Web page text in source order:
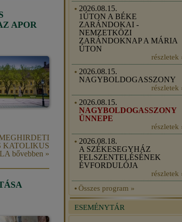
APOR
KATOLIKUS
bővebben »
2026.08.15.
1ÚTON A BÉKE
ZARÁNDOKAI -
NEMZETKÖZI
ZARÁNDOKNAP A MÁRIA
ÚTON
részletek
2026.08.15.
NAGYBOLDOGASSZONY
részletek
2026.08.15.
NAGYBOLDOGASSZONY
ÜNNEPE
részletek
2026.08.18.
A SZÉKESEGYHÁZ
FELSZENTELÉSÉNEK
ÉVFORDULÓJA
részletek
Összes program »
ESEMÉNYTÁR